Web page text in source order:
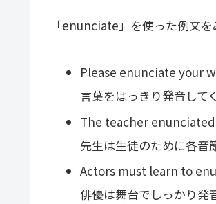
「enunciate」を使った例文を
Please enunciate your
言葉をはっきり発音して
The teacher
先生は生徒のために各音
Actors must learn to
俳優は舞台でしっかり発